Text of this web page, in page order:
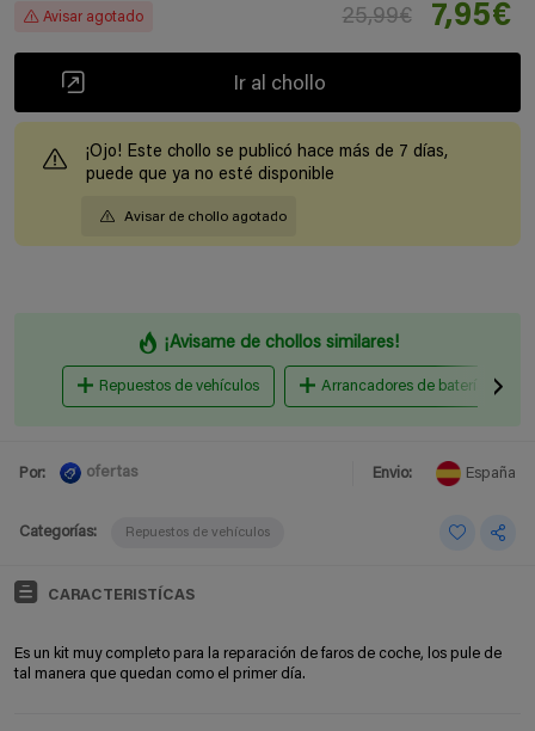
Avisar agotado 25,99€ 7,95€
Ir al chollo
¡Ojo! Este chollo se publicó hace más de 7 días,
puede que ya no esté disponible
Avisar de chollo agotado
¡Avisame de chollos similares!
Repuestos de vehículos Arrancadores de baterías
Por: ofertas Envio: España
Categorías: Repuestos de vehículos
CARACTERISTÍCAS
Es un kit muy completo para la reparación de faros de coche, los pule de
tal manera que quedan como el primer día.